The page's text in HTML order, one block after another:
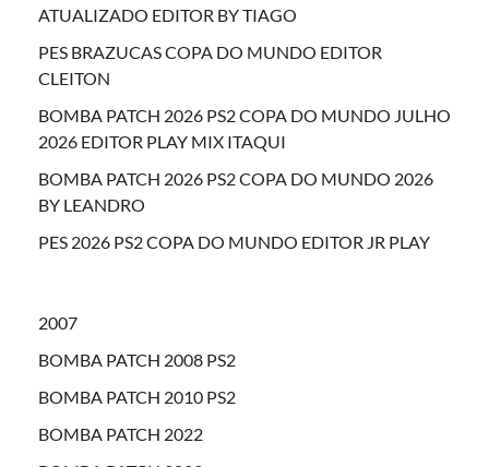
ATUALIZADO EDITOR BY TIAGO
PES BRAZUCAS COPA DO MUNDO EDITOR
CLEITON
BOMBA PATCH 2026 PS2 COPA DO MUNDO JULHO
2026 EDITOR PLAY MIX ITAQUI
BOMBA PATCH 2026 PS2 COPA DO MUNDO 2026
BY LEANDRO
PES 2026 PS2 COPA DO MUNDO EDITOR JR PLAY
2007
BOMBA PATCH 2008 PS2
BOMBA PATCH 2010 PS2
BOMBA PATCH 2022